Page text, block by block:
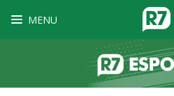
MENU